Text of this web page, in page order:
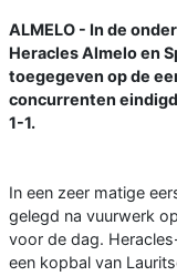
ALMELO - In de
Heracles Almelo en
toegegeven op de
concurrenten
1-1.
In een zeer matige
gelegd na vuurwerk
voor de dag.
een kopbal van